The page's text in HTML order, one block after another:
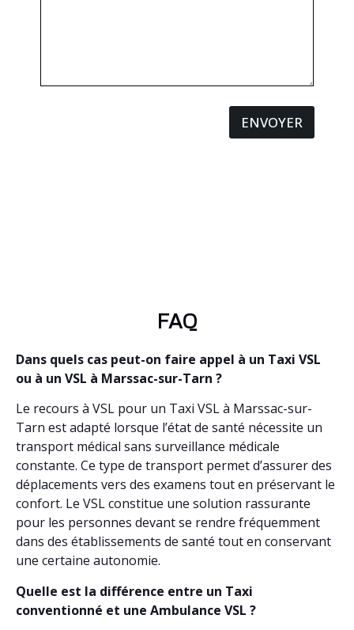
ENVOYER
FAQ
Dans quels cas peut-on faire appel à un Taxi VSL
ou à un VSL à Marssac-sur-Tarn ?
Le recours à VSL pour un Taxi VSL à Marssac-sur-
Tarn est adapté lorsque l’état de santé nécessite un
transport médical sans surveillance médicale
constante. Ce type de transport permet d’assurer des
déplacements vers des examens tout en préservant le
confort. Le VSL constitue une solution rassurante
pour les personnes devant se rendre fréquemment
dans des établissements de santé tout en conservant
une certaine autonomie.
Quelle est la différence entre un Taxi
conventionné et une Ambulance VSL ?